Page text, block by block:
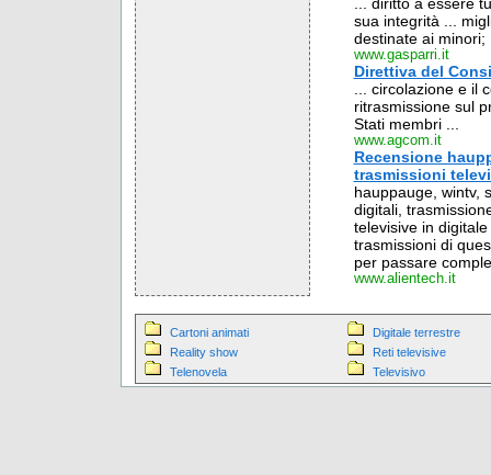
sua integrità ...
destinate ai minori;
www.gasparri.it
Direttiva del
... circolazione e il
ritrasmissione sul
Stati membri ...
www.agcom.it
Recensione
trasmissioni
hauppauge, wintv,
digitali,
televisive in
trasmissioni di
per passare
www.alientech.it
Cartoni animati
Digitale terrestre
Reality show
Reti televisive
Telenovela
Televisivo